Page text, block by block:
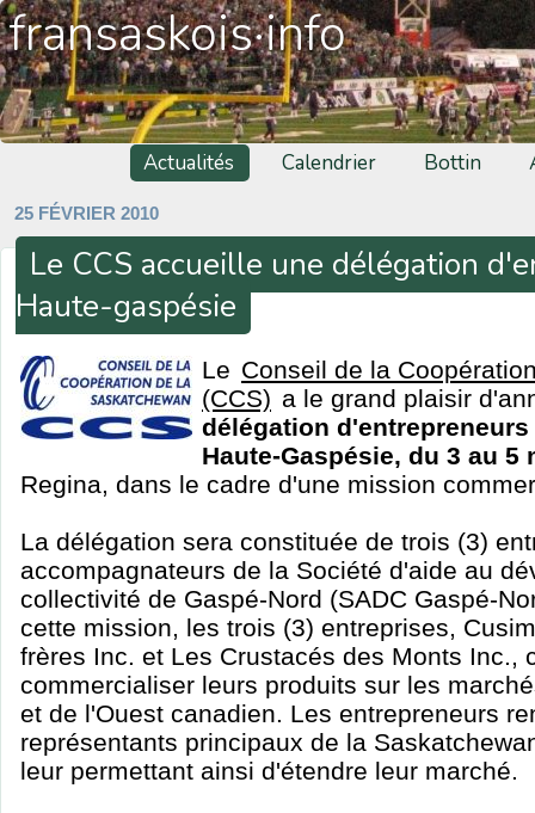
fransaskois·info
Actualités Calendrier Bottin
25 FÉVRIER 2010
Le CCS accueille une délégation
Haute-gaspésie
Le Conseil de la
(CCS) a le grand plaisir
délégation
Haute-Gaspésie, du 3 au 5
Regina, dans le cadre d'une mission
La délégation sera constituée de trois (3)
accompagnateurs de la Société d'aide au
collectivité de Gaspé-Nord (SADC Gaspé-
cette mission, les trois (3) entreprises,
frères Inc. et Les Crustacés des Monts Inc.,
commercialiser leurs produits sur les
et de l'Ouest canadien. Les entrepreneurs
représentants principaux de la
leur permettant ainsi d'étendre leur marché.